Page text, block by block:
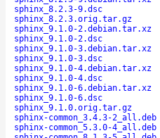
sphinx_8.2.3-9.dsc
sphinx_8.2.3.orig.tar.gz
sphinx_9.1.0-2.debian.tar.xz
sphinx_9.1.0-2.dsc
sphinx_9.1.0-3.debian.tar.xz
sphinx_9.1.0-3.dsc
sphinx_9.1.0-4.debian.tar.xz
sphinx_9.1.0-4.dsc
sphinx_9.1.0-6.debian.tar.xz
sphinx_9.1.0-6.dsc
sphinx_9.1.0.orig.tar.gz
sphinx-common_3.4.3-2_all.deb
sphinx-common_5.3.0-4_all.deb